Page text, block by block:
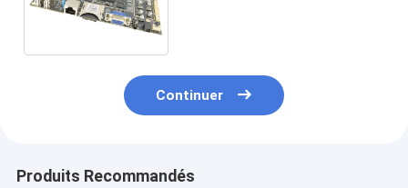
Continuer
Produits Recommandés